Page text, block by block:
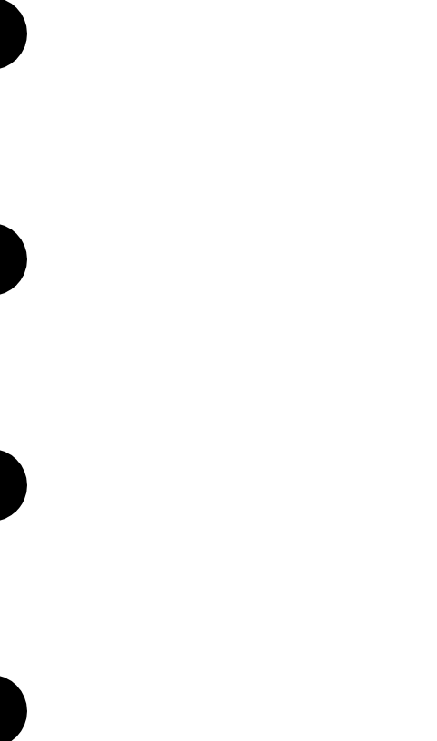
moins d'information sur le livre
moins d'information sur le livre
moins d'information sur le livre
moins d'information sur le livre